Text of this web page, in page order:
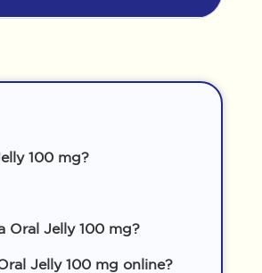
100 mg?
Oral Jelly 100 mg?
Jelly 100 mg online?